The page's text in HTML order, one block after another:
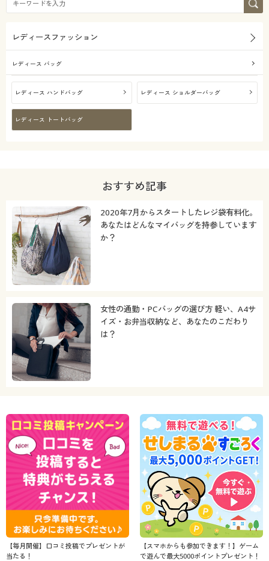
カタログ無料プレゼント
会員メニュー
マイページ
閲覧履歴
よくある質問とお問い合わせ
価格
解除する
閉じる
レディースファッション
レディース バッグ
レディース ハンドバッグ レディース ショルダーバッグ
レディース トートバッグ
おすすめ記事
2020年7月からスタートしたレジ袋有料化。
あなたはどんなマイバッグを持参しています
か？
女性の通勤・PCバッグの選び方 軽い、A4サ
イズ・お弁当収納など、あなたのこだわり
は？
【毎月開催】口コミ投稿でプレゼントが
当たる！
【スマホからも参加できます！】ゲーム
で遊んで最大5000ポイントプレゼント！